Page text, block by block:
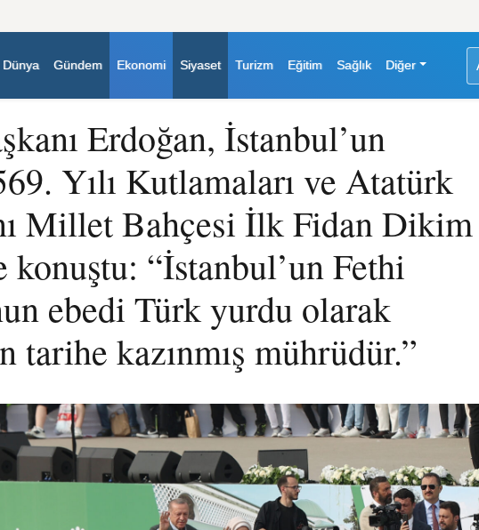
Dünya Gündem Ekonomi Siyaset Turizm Eğitim Sağlık Diğer
Erdoğan, İstanbul’un
Yılı Kutlamaları ve Atatürk
Millet Bahçesi İlk Fidan Dikim
konuştu: “İstanbul’un Fethi
ebedi Türk yurdu olarak
tarihe kazınmış mührüdür.”